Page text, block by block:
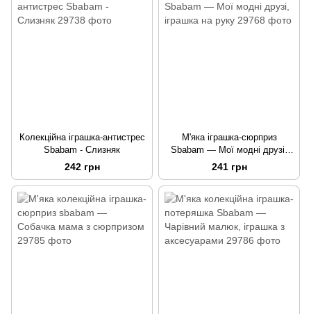
Колекційна іграшка-антистрес
Sbabam - Слизняк
242 грн
М'яка іграшка-сюрприз
Sbabam — Мої модні друзі,
іграшка на руку
241 грн